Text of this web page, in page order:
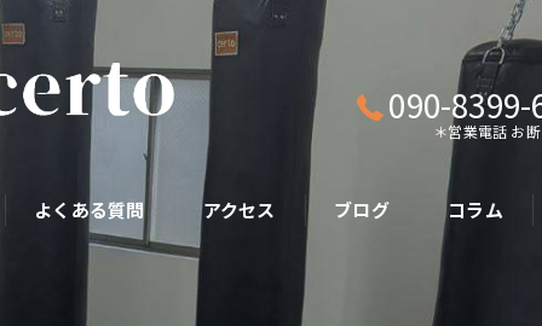
090-8399-
＊営業電話 お断
よくある質問 アクセス ブログ コラム